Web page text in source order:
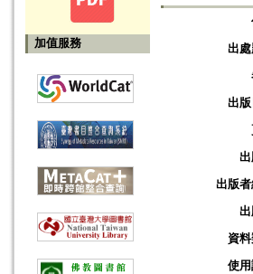
加值服務
出
出
出版
資
使